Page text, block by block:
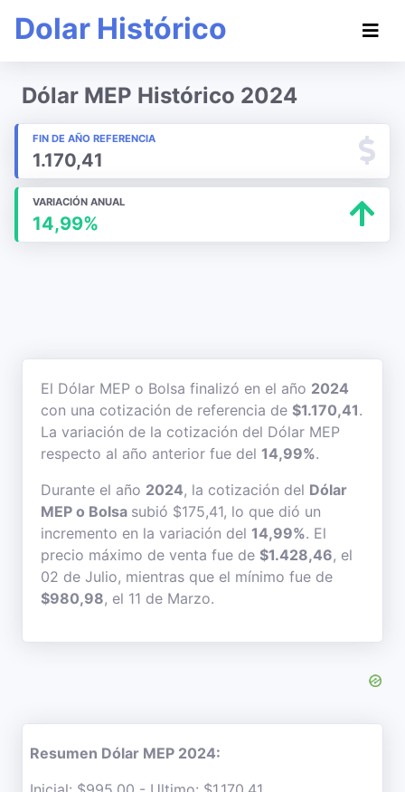
Dolar Histórico
Dólar MEP Histórico 2024
FIN DE AÑO REFERENCIA
1.170,41
VARIACIÓN ANUAL
14,99%
El Dólar MEP o Bolsa finalizó en el año 2024
con una cotización de referencia de $1.170,41.
La variación de la cotización del Dólar MEP
respecto al año anterior fue del 14,99%.
Durante el año 2024, la cotización del Dólar
MEP o Bolsa subió $175,41, lo que dió un
incremento en la variación del 14,99%. El
precio máximo de venta fue de $1.428,46, el
02 de Julio, mientras que el mínimo fue de
$980,98, el 11 de Marzo.
Resumen Dólar MEP 2024: